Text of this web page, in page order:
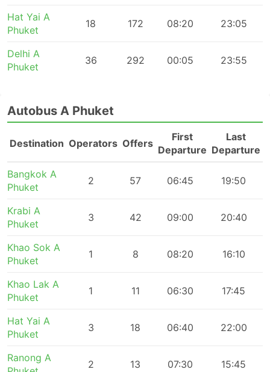
Hat Yai A
Phuket
18 172 08:20 23:05
Delhi A
Phuket
36 292 00:05 23:55
Autobus A Phuket
Destination Operators Offers
First
Departure
Last
Departure
Bangkok A
Phuket
2 57 06:45 19:50
Krabi A
Phuket
3 42 09:00 20:40
Khao Sok A
Phuket
1 8 08:20 16:10
Khao Lak A
Phuket
1 11 06:30 17:45
Hat Yai A
Phuket
3 18 06:40 22:00
Ranong A
2 13 07:30 15:45